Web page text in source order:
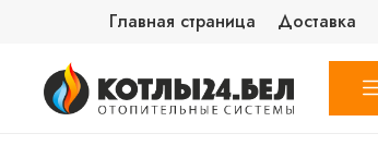
Главная страница Доставка